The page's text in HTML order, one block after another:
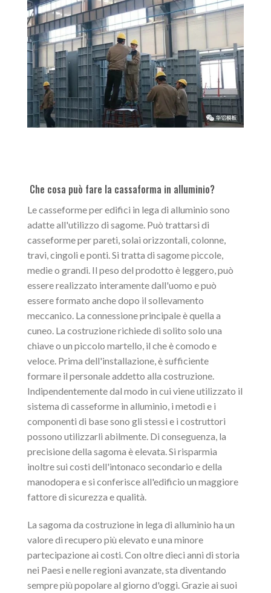
Che cosa può fare la cassaforma in alluminio?
Le casseforme per edifici in lega di alluminio sono
adatte all'utilizzo di sagome. Può trattarsi di
casseforme per pareti, solai orizzontali, colonne,
travi, cingoli e ponti. Si tratta di sagome piccole,
medie o grandi. Il peso del prodotto è leggero, può
essere realizzato interamente dall'uomo e può
essere formato anche dopo il sollevamento
meccanico. La connessione principale è quella a
cuneo. La costruzione richiede di solito solo una
chiave o un piccolo martello, il che è comodo e
veloce. Prima dell'installazione, è sufficiente
formare il personale addetto alla costruzione.
Indipendentemente dal modo in cui viene utilizzato il
sistema di casseforme in alluminio, i metodi e i
componenti di base sono gli stessi e i costruttori
possono utilizzarli abilmente. Di conseguenza, la
precisione della sagoma è elevata. Si risparmia
inoltre sui costi dell'intonaco secondario e della
manodopera e si conferisce all'edificio un maggiore
fattore di sicurezza e qualità.
La sagoma da costruzione in lega di alluminio ha un
valore di recupero più elevato e una minore
partecipazione ai costi. Con oltre dieci anni di storia
nei Paesi e nelle regioni avanzate, sta diventando
sempre più popolare al giorno d'oggi. Grazie ai suoi